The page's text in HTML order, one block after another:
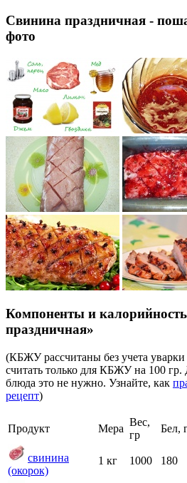
Свинина праздничная -
фото
Компоненты и
праздничная»
(КБЖУ рассчитаны без учета
считать только для КБЖУ на 100
блюда это не нужно. Узнайте, как
рецепт)
Продукт Мера
Вес,
гр
Бел,
свинина
(окорок)
1 кг 1000 180